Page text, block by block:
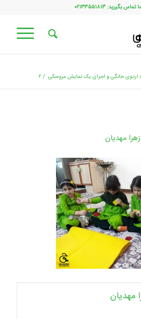
تماس بگیرید: ۰۲۱۳۳۵۵۱۸۱۳
اردوی خانگی و اجرای یک نمایش عروسکی /۲
زهرا مهدیان
مهدیان